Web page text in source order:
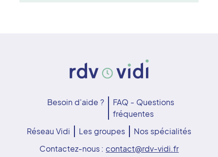
Besoin d'aide ?
FAQ - Questions
fréquentes
Réseau Vidi
Les groupes
Nos spécialités
Contactez-nous : contact@rdv-vidi.fr